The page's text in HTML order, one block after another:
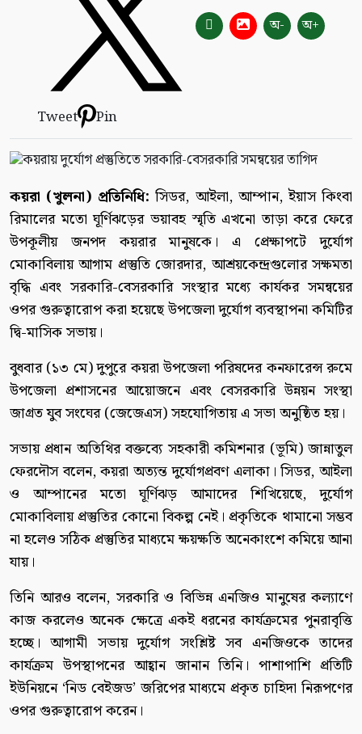
Tweet Pin
অ- অ+
কয়রা (খুলনা) প্রতিনিধি: সিডর, আইলা, আম্পান, ইয়াস কিংবা
রিমালের মতো ঘূর্ণিঝড়ের ভয়াবহ স্মৃতি এখনো তাড়া করে ফেরে
উপকূলীয় জনপদ কয়রার মানুষকে। এ প্রেক্ষাপটে দুর্যোগ
মোকাবিলায় আগাম প্রস্তুতি জোরদার, আশ্রয়কেন্দ্রগুলোর সক্ষমতা
বৃদ্ধি এবং সরকারি-বেসরকারি সংস্থার মধ্যে কার্যকর সমন্বয়ের
ওপর গুরুত্বারোপ করা হয়েছে উপজেলা দুর্যোগ ব্যবস্থাপনা কমিটির
দ্বি-মাসিক সভায়।
বুধবার (১৩ মে) দুপুরে কয়রা উপজেলা পরিষদের কনফারেন্স রুমে
উপজেলা প্রশাসনের আয়োজনে এবং বেসরকারি উন্নয়ন সংস্থা
জাগ্রত যুব সংঘের (জেজেএস) সহযোগিতায় এ সভা অনুষ্ঠিত হয়।
সভায় প্রধান অতিথির বক্তব্যে সহকারী কমিশনার (ভূমি) জান্নাতুল
ফেরদৌস বলেন, কয়রা অত্যন্ত দুর্যোগপ্রবণ এলাকা। সিডর, আইলা
ও আম্পানের মতো ঘূর্ণিঝড় আমাদের শিখিয়েছে, দুর্যোগ
মোকাবিলায় প্রস্তুতির কোনো বিকল্প নেই। প্রকৃতিকে থামানো সম্ভব
না হলেও সঠিক প্রস্তুতির মাধ্যমে ক্ষয়ক্ষতি অনেকাংশে কমিয়ে আনা
যায়।
তিনি আরও বলেন, সরকারি ও বিভিন্ন এনজিও মানুষের কল্যাণে
কাজ করলেও অনেক ক্ষেত্রে একই ধরনের কার্যক্রমের পুনরাবৃত্তি
হচ্ছে। আগামী সভায় দুর্যোগ সংশ্লিষ্ট সব এনজিওকে তাদের
কার্যক্রম উপস্থাপনের আহ্বান জানান তিনি। পাশাপাশি প্রতিটি
ইউনিয়নে ‘নিড বেইজড’ জরিপের মাধ্যমে প্রকৃত চাহিদা নিরূপণের
ওপর গুরুত্বারোপ করেন।